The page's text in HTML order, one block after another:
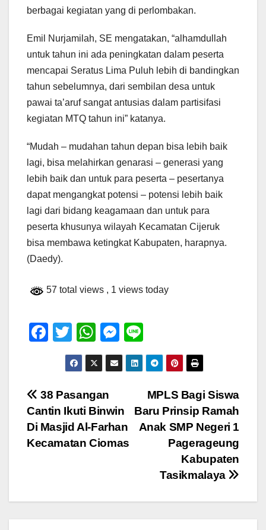
berbagai kegiatan yang di perlombakan.
Emil Nurjamilah, SE mengatakan, “alhamdullah
untuk tahun ini ada peningkatan dalam peserta
mencapai Seratus Lima Puluh lebih di bandingkan
tahun sebelumnya, dari sembilan desa untuk
pawai ta’aruf sangat antusias dalam partisifasi
kegiatan MTQ tahun ini” katanya.
“Mudah – mudahan tahun depan bisa lebih baik
lagi, bisa melahirkan genarasi – generasi yang
lebih baik dan untuk para peserta – pesertanya
dapat mengangkat potensi – potensi lebih baik
lagi dari bidang keagamaan dan untuk para
peserta khusunya wilayah Kecamatan Cijeruk
bisa membawa ketingkat Kabupaten, harapnya.
(Daedy).
57 total views , 1 views today
F
e
b
o
o
T
wi
tt
er
W
h
at
s
A
p
p
M
e
ss
n
g
er
n
e
Navigasi
pos
MPLS Bagi Siswa
Baru Prinsip Ramah
Anak SMP Negeri 1
Pagerageung
Kabupaten
Tasikmalaya
38 Pasangan
Cantin Ikuti Binwin
Di Masjid Al-Farhan
Kecamatan Ciomas